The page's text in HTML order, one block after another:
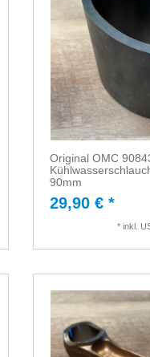
Original OMC
90mm
29,90 € *
* inkl.